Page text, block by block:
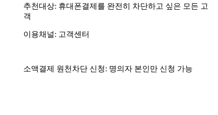
추천대상: 휴대폰결제를 완전히 차단하고 싶은 모든 고
객
이용채널: 고객센터
소액결제 원천차단 신청: 명의자 본인만 신청 가능